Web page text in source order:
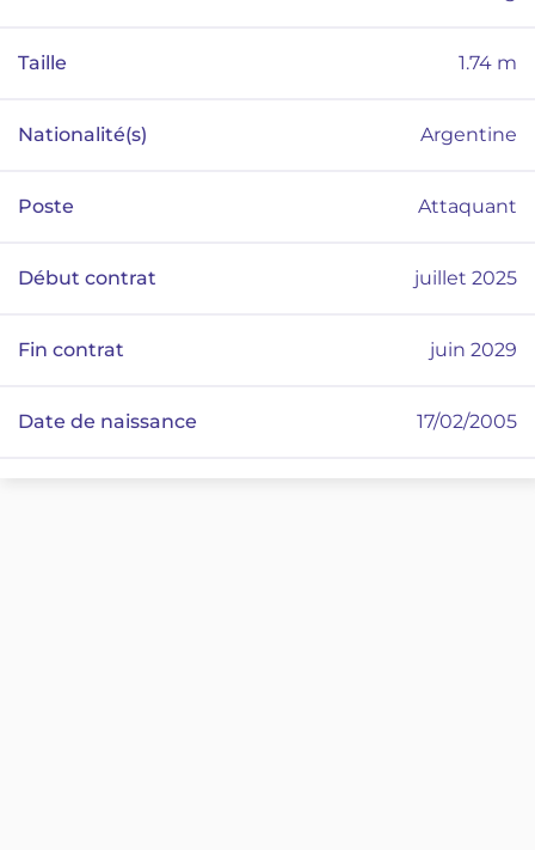
Taille 1.74 m
Nationalité(s) Argentine
Poste Attaquant
Début contrat juillet 2025
Fin contrat juin 2029
Date de naissance 17/02/2005